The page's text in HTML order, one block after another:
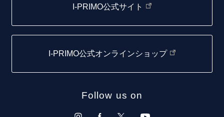
取扱店)エヴァンスブライダル 旭川本店
青森店
弘前パークホテル店
I-PRIMO公式サイト
I-PRIMO公式オンラインショップ
Follow us on